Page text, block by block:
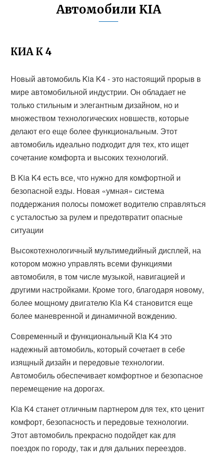
Автомобили KIA
КИА К 4
Новый автомобиль Kia K4 - это настоящий прорыв в
мире автомобильной индустрии. Он обладает не
только стильным и элегантным дизайном, но и
множеством технологических новшеств, которые
делают его еще более функциональным. Этот
автомобиль идеально подходит для тех, кто ищет
сочетание комфорта и высоких технологий.
В Kia K4 есть все, что нужно для комфортной и
безопасной езды. Новая «умная» система
поддержания полосы поможет водителю справляться
с усталостью за рулем и предотвратит опасные
ситуации
Высокотехнологичный мультимедийный дисплей, на
котором можно управлять всеми функциями
автомобиля, в том числе музыкой, навигацией и
другими настройками. Кроме того, благодаря новому,
более мощному двигателю Kia K4 становится еще
более маневренной и динамичной вождению.
Современный и функциональный Kia K4 это
надежный автомобиль, который сочетает в себе
изящный дизайн и передовые технологии.
Автомобиль обеспечивает комфортное и безопасное
перемещение на дорогах.
Kia K4 станет отличным партнером для тех, кто ценит
комфорт, безопасность и передовые технологии.
Этот автомобиль прекрасно подойдет как для
поездок по городу, так и для дальних переездов.